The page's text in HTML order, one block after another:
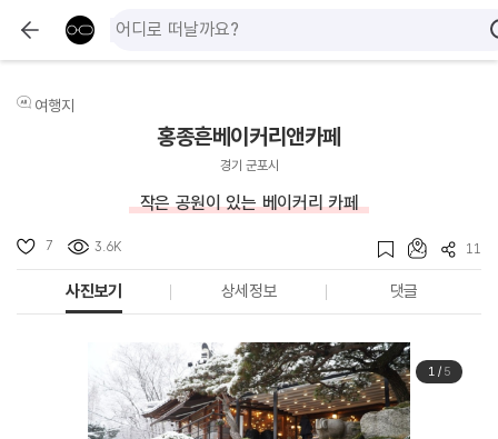
여행지
홍종흔베이커리앤카페
경기 군포시
작은 공원이 있는 베이커리 카페
7 3.6K 11
사진보기 상세정보 댓글
1/ 5